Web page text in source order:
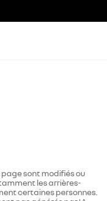
sont modifiés ou
les arrières-
certaines personnes.